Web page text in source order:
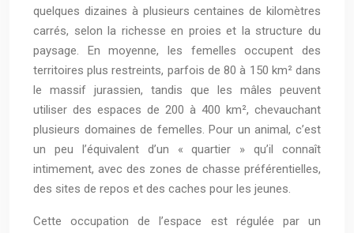
quelques dizaines à plusieurs centaines de kilomètres
carrés, selon la richesse en proies et la structure du
paysage. En moyenne, les femelles occupent des
territoires plus restreints, parfois de 80 à 150 km² dans
le massif jurassien, tandis que les mâles peuvent
utiliser des espaces de 200 à 400 km², chevauchant
plusieurs domaines de femelles. Pour un animal, c’est
un peu l’équivalent d’un « quartier » qu’il connaît
intimement, avec des zones de chasse préférentielles,
des sites de repos et des caches pour les jeunes.
Cette occupation de l’espace est régulée par un